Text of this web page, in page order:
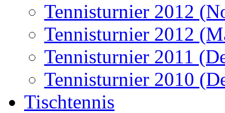
Tennisturnier 2012
Tennisturnier 2012
Tennisturnier 2011
Tennisturnier 2010
Tischtennis